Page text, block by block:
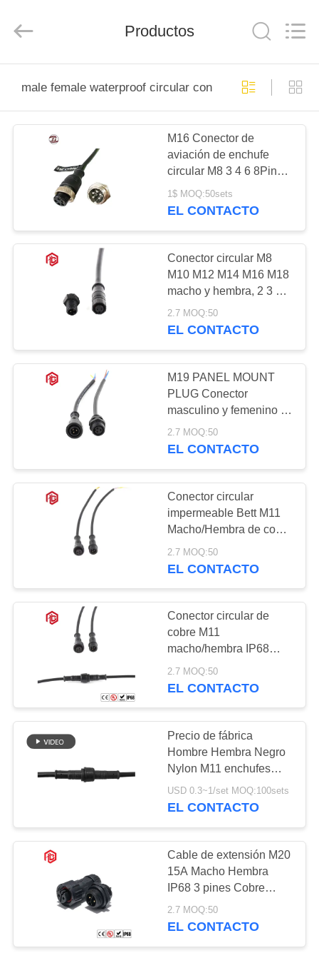
PRODUCTOS
SOBRE
NOSOTROS
VIAJE
FÁBRICA
CONTROL
DE
CALIDAD
DEL
SITIO
PRIVACY
POLICY
Ltd..
Productos
male female waterproof circular connector
M16 Conector de
aviación de enchufe
circular M8 3 4 6 8Pins
GX16 Hombre Mujer
Frente Atrás Montaje de
1$ MOQ:50sets
EL CONTACTO
Conector circular M8
M10 M12 M14 M16 M18
macho y hembra, 2 3 4 5
6 7 8 10 pines, LED,
iluminación exterior,
2.7 MOQ:50
EL CONTACTO
M19 PANEL MOUNT
PLUG Conector
masculino y femenino 2-
5 pines LED circular
FPC/PCB de potencia
prueba de agua
2.7 MOQ:50
EL CONTACTO
Conector circular
impermeable Bett M11
Macho/Hembra de cobre
de 2-5 pines IP68 para
aplicaciones LED,
2.7 MOQ:50
EL CONTACTO
Conector circular de
cobre M11
macho/hembra IP68
impermeable para
iluminación LED,
FPC/PCB
2.7 MOQ:50
EL CONTACTO
Precio de fábrica
Hombre Hembra Negro
Nylon M11 enchufes
IP65 Aeroespacial UHF
PCB de cobre contacto
impermeable
USD 0.3~1/set MOQ:100sets
EL CONTACTO
Cable de extensión M20
15A Macho Hembra
IP68 3 pines Cobre
300V Conector
impermeable
2.7 MOQ:50
EL CONTACTO